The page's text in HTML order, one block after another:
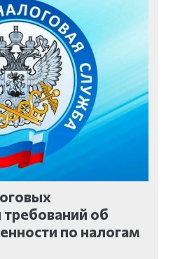
об
по налогам